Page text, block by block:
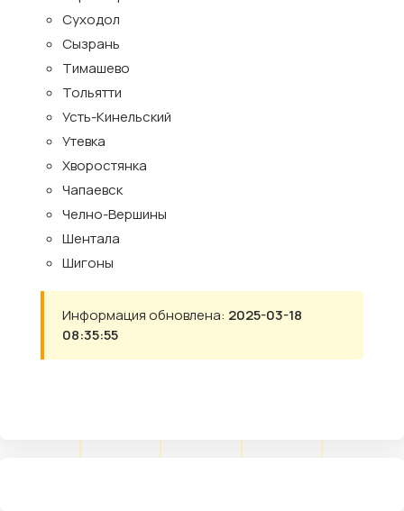
Суходол
Сызрань
Тимашево
Тольятти
Усть-Кинельский
Утевка
Хворостянка
Чапаевск
Челно-Вершины
Шентала
Шигоны
Информация обновлена: 2025-03-18
08:35:55